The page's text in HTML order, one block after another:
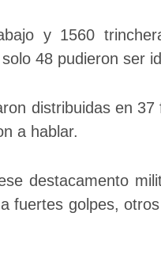
y 1560
48 pudieron ser
distribuidas en
a hablar.
destacamento
fuertes golpes,